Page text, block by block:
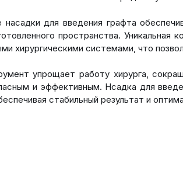
насадки для введения графта
пространства.
хирургическими системами, что
упрощает работу хирурга,
и эффективным. Нсадка для
стабильный результат и